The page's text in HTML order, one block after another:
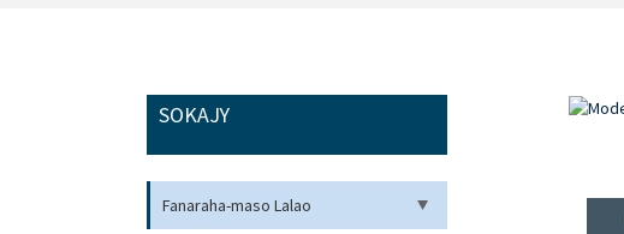
SOKAJY
Fanaraha-maso Lalao